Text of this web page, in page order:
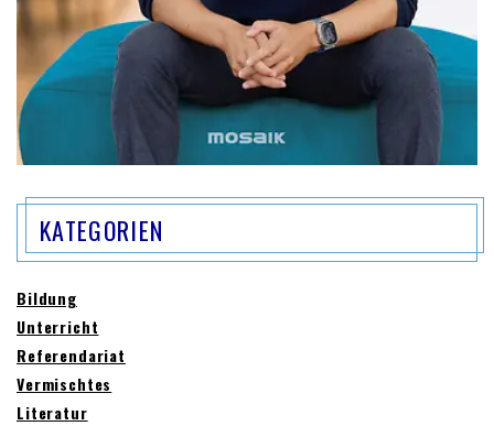
KATEGORIEN
Bildung
Unterricht
Referendariat
Vermischtes
Literatur